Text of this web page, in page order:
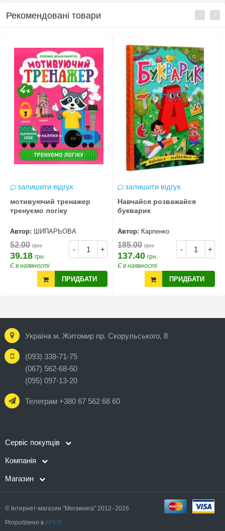
Рекомендовані товари
залишити відгук
мотивуючий тренажер
тренуємо логіку
Автор: ШИПАРЬОВА
- +
52.00 грн.
39.18 грн.
Є в наявності
ПРИДБАТИ
залишити відгук
Навчайся розважайся
букварик
Автор: Карпенко
- +
185.00 грн.
137.40 грн.
Є в наявності
ПРИДБАТИ
Україна м. Житомир пр. Скорульського, 8
(093) 338-71-75
(067) 562-68-60
(095) 097-13-20
Телеграм +380 67 562 68 60
Сервіс покупців
Компанія
Магазин
© Інтернет-магазин "Мегакнига" 2012- 2026
Розроблено в AFIVE